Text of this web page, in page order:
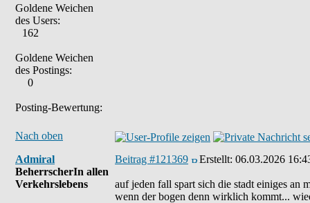
Goldene Weichen
des Users:
162
Goldene Weichen
des Postings:
0
Posting-Bewertung:
Nach oben
Admiral
BeherrscherIn allen
Verkehrslebens
Beitrag #121369 Erstellt: 06.03.2026
auf jeden fall spart sich die stadt einiges an
wenn der bogen denn wirklich kommt...